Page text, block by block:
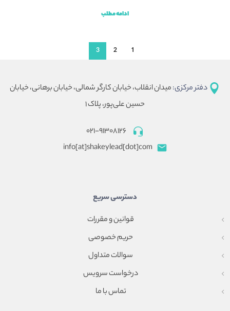
ادامه مطلب
1
2
3
دفتر مرکزی:میدان انقلاب، خیابان کارگر شمالی، خیابان برهانی، خیابان
حسین علی‌پور، پلاک ۱
۰۲۱-۹۱۳۰۸۱۲۶
دسترسی سریع
قوانین و مقررات
حریم خصوصی
سوالات متداول
درخواست سرویس
تماس با ما